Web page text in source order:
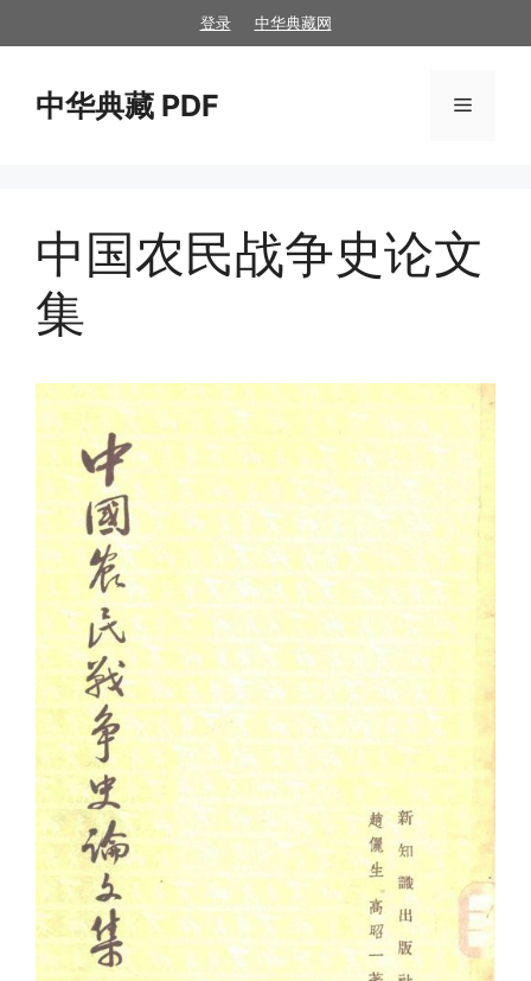
至
登录 中华典藏网
中华典藏 PDF 菜
中国农民战争史论文
集